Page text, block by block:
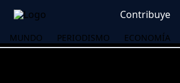
Contribuye
MUNDO PERIODISMO ECONOMÍA